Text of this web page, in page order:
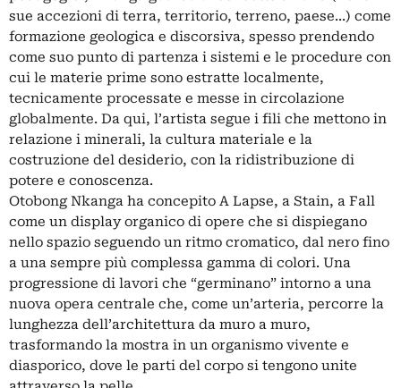
sue accezioni di terra, territorio, terreno, paese...) come
formazione geologica e discorsiva, spesso prendendo
come suo punto di partenza i sistemi e le procedure con
cui le materie prime sono estratte localmente,
tecnicamente processate e messe in circolazione
globalmente. Da qui, l’artista segue i fili che mettono in
relazione i minerali, la cultura materiale e la
costruzione del desiderio, con la ridistribuzione di
potere e conoscenza.
Otobong Nkanga ha concepito A Lapse, a Stain, a Fall
come un display organico di opere che si dispiegano
nello spazio seguendo un ritmo cromatico, dal nero fino
a una sempre più complessa gamma di colori. Una
progressione di lavori che “germinano” intorno a una
nuova opera centrale che, come un’arteria, percorre la
lunghezza dell’architettura da muro a muro,
trasformando la mostra in un organismo vivente e
diasporico, dove le parti del corpo si tengono unite